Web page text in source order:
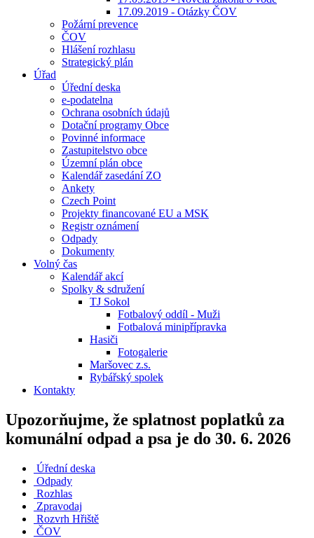
17.09.2019 - Otázky ČOV
Požární prevence
ČOV
Hlášení rozhlasu
Strategický plán
Úřad
Úřední deska
e-podatelna
Ochrana osobních údajů
Dotační programy Obce
Povinné informace
Zastupitelstvo obce
Územní plán obce
Kalendář zasedání ZO
Ankety
Czech Point
Projekty financované EU a MSK
Registr oznámení
Odpady
Dokumenty
Volný čas
Kalendář akcí
Spolky & sdružení
TJ Sokol
Fotbalový oddíl - Muži
Fotbalová minipřípravka
Hasiči
Fotogalerie
Maršovec z.s.
Rybářský spolek
Kontakty
Upozorňujme, že splatnost poplatků za
komunální odpad a psa je do 30. 6. 2026
Úřední deska
Odpady
Rozhlas
Zpravodaj
Rozvrh Hřiště
ČOV